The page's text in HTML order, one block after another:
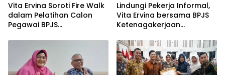
Vita Ervina Soroti Fire Walk
dalam Pelatihan Calon
Pegawai BPJS
Penguatan Karakter Harus
Sejalan dengan
Keselamatan
Lindungi Pekerja Informal,
Vita Ervina bersama BPJS
Ketenagakerjaan
Purworejo